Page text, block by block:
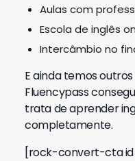
Aulas com
Escola de inglês
Intercâmbio no
E ainda temos
Fluencypass
trata de aprender
completamente.
[rock-convert-cta